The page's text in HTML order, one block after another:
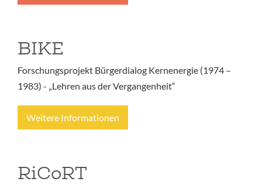
BIKE
Forschungsprojekt Bürgerdialog Kernenergie (1974 –
1983) - „Lehren aus der Vergangenheit“
Weitere Informationen
RiCoRT